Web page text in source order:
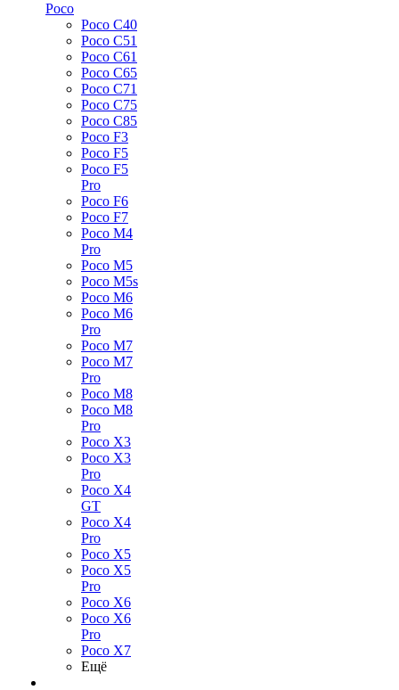
Poco
Poco C40
Poco C51
Poco C61
Poco C65
Poco C71
Poco C75
Poco C85
Poco F3
Poco F5
Poco F5
Pro
Poco F6
Poco F7
Poco M4
Pro
Poco M5
Poco M5s
Poco M6
Poco M6
Pro
Poco M7
Poco M7
Pro
Poco M8
Poco M8
Pro
Poco X3
Poco X3
Pro
Poco X4
GT
Poco X4
Pro
Poco X5
Poco X5
Pro
Poco X6
Poco X6
Pro
Poco X7
Ещё